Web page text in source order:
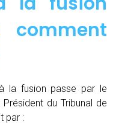
comment
la fusion passe par le
du Tribunal de
par :